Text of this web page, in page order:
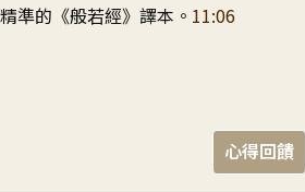
準的《般若經》譯本。 11:06
心得回饋